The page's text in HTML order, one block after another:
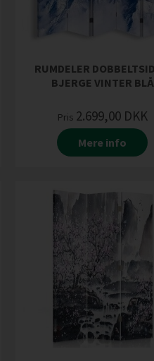
RUMDELER
BJERGE VINTER BLÅ
Pris 2.699,00 DKK
Mere info